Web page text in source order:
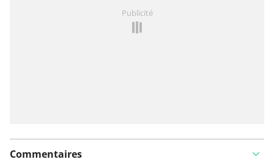
Publicité
Commentaires